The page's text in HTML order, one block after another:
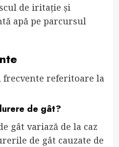
de iritație și
apă pe parcursul
referitoare la
de gât?
gât variază de la caz
de gât cauzate de